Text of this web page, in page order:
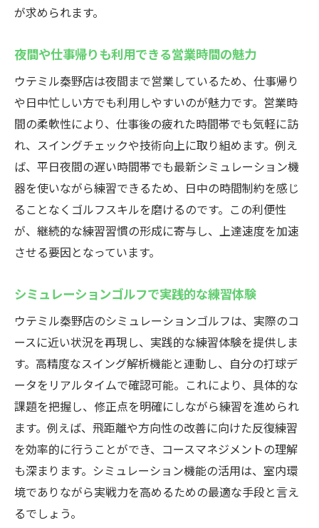
が求められます。
夜間や仕事帰りも利用できる営業時間の魅力
ウテミル秦野店は夜間まで営業しているため、仕事帰り
や日中忙しい方でも利用しやすいのが魅力です。営業時
間の柔軟性により、仕事後の疲れた時間帯でも気軽に訪
れ、スイングチェックや技術向上に取り組めます。例え
ば、平日夜間の遅い時間帯でも最新シミュレーション機
器を使いながら練習できるため、日中の時間制約を感じ
ることなくゴルフスキルを磨けるのです。この利便性
が、継続的な練習習慣の形成に寄与し、上達速度を加速
させる要因となっています。
シミュレーションゴルフで実践的な練習体験
ウテミル秦野店のシミュレーションゴルフは、実際のコ
ースに近い状況を再現し、実践的な練習体験を提供しま
す。高精度なスイング解析機能と連動し、自分の打球デ
ータをリアルタイムで確認可能。これにより、具体的な
課題を把握し、修正点を明確にしながら練習を進められ
ます。例えば、飛距離や方向性の改善に向けた反復練習
を効率的に行うことができ、コースマネジメントの理解
も深まります。シミュレーション機能の活用は、室内環
境でありながら実戦力を高めるための最適な手段と言え
るでしょう。